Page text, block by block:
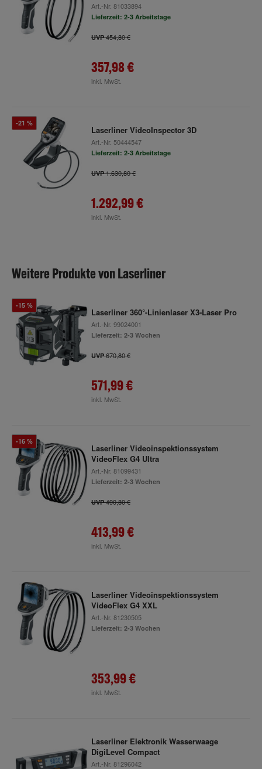
Art.-Nr. 81033894
Lieferzeit: 2-3 Arbeitstage
UVP454,80 €
357,98 €
inkl. MwSt.
-21 %
Laserliner VideoInspector 3D
Art.-Nr. 50444547
Lieferzeit: 2-3 Arbeitstage
UVP1.630,80 €
1.292,99 €
inkl. MwSt.
Weitere Produkte von Laserliner
-15 %
Laserliner 360°-Linienlaser X3-Laser Pro
Art.-Nr. 99024001
Lieferzeit: 2-3 Wochen
UVP670,80 €
571,99 €
inkl. MwSt.
-16 %
Laserliner Videoinspektionssystem
VideoFlex G4 Ultra
Art.-Nr. 81099431
Lieferzeit: 2-3 Wochen
UVP490,80 €
413,99 €
inkl. MwSt.
Laserliner Videoinspektionssystem
VideoFlex G4 XXL
Art.-Nr. 81230505
Lieferzeit: 2-3 Wochen
353,99 €
inkl. MwSt.
Laserliner Elektronik Wasserwaage
DigiLevel Compact
Art.-Nr. 81296042